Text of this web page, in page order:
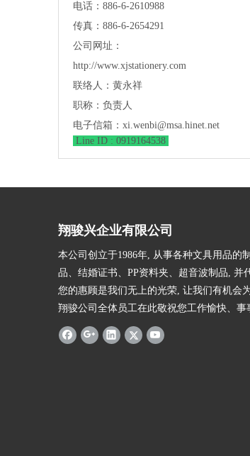
电话：886-6-2610988
传真：886-6-2654291
公司网址：
http://www.xjstationery.com
联络人：黄永祥
职称：负责人
电子信箱： xi.wenbi@msa.hinet.net
Line ID : 0919164538
翔骏兴企业有限公司
本公司创立于1986年, 从事各种文具用品的
品、结婚证书、PP资料夹、超音波制品, 并
您的惠顾是我们无上的光荣, 让我们有机会
翔骏公司全体员工在此敬祝您工作愉快、事